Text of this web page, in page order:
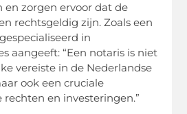
zorgen ervoor dat de
rechtsgeldig zijn. Zoals een
in
aangeeft: “Een notaris is niet
vereiste in de Nederlandse
ook een cruciale
rechten en investeringen.”